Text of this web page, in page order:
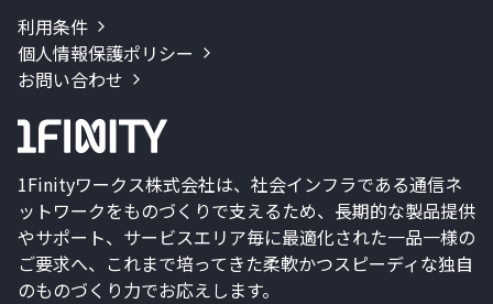
利用条件
個人情報保護ポリシー
お問い合わせ
1Finityワークス株式会社は、社会インフラである通信ネ
ットワークをものづくりで支えるため、長期的な製品提供
やサポート、サービスエリア毎に最適化された一品一様の
ご要求へ、これまで培ってきた柔軟かつスピーディな独自
のものづくり力でお応えします。